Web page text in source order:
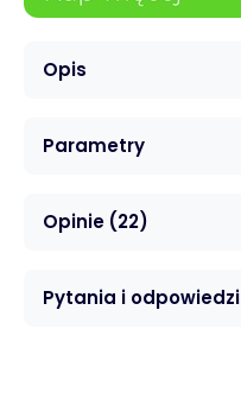
Opis
Parametry
Opinie (22)
Pytania i odpowiedzi